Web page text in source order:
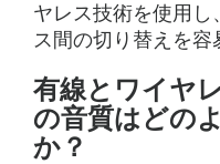
ヤレス技術を使用し
ス間の切り替えを容
有線とワイヤ
の音質はどの
か？